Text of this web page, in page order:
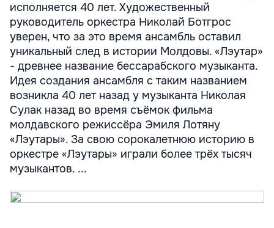
исполняется 40 лет. Художественный
руководитель оркестра Николай Ботгрос
уверен, что за это время ансамбль оставил
уникальный след в истории Молдовы. «Лэутар»
- древнее название бессарабского музыканта.
Идея создания ансамбля с таким названием
возникла 40 лет назад у музыканта Николая
Сулак назад во время съёмок фильма
молдавского режиссёра Эмиля Лотяну
«Лэутары». За свою сорокалетнюю историю в
оркестре «Лэутары» играли более трёх тысяч
музыкантов. ...